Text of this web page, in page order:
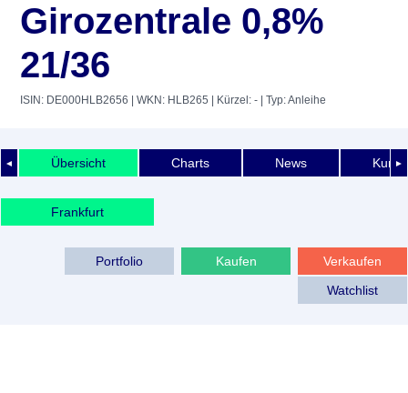
Girozentrale 0,8%
21/36
ISIN: DE000HLB2656 | WKN: HLB265 | Kürzel: - | Typ: Anleihe
◄ ►
Übersicht Charts News
Frankfurt
Verkaufen
Kaufen
Portfolio
Watchlist